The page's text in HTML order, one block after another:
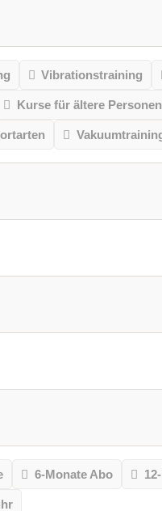
Vibrationstraining
Kurse für ältere Personen
6-Monate Abo